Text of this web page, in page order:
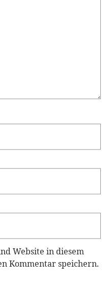
Website in diesem
Kommentar speichern.